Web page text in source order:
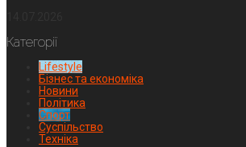
Категорії
Lifestyle
Бізнес та економіка
Новини
Політика
Спорт
Суспільство
Техніка